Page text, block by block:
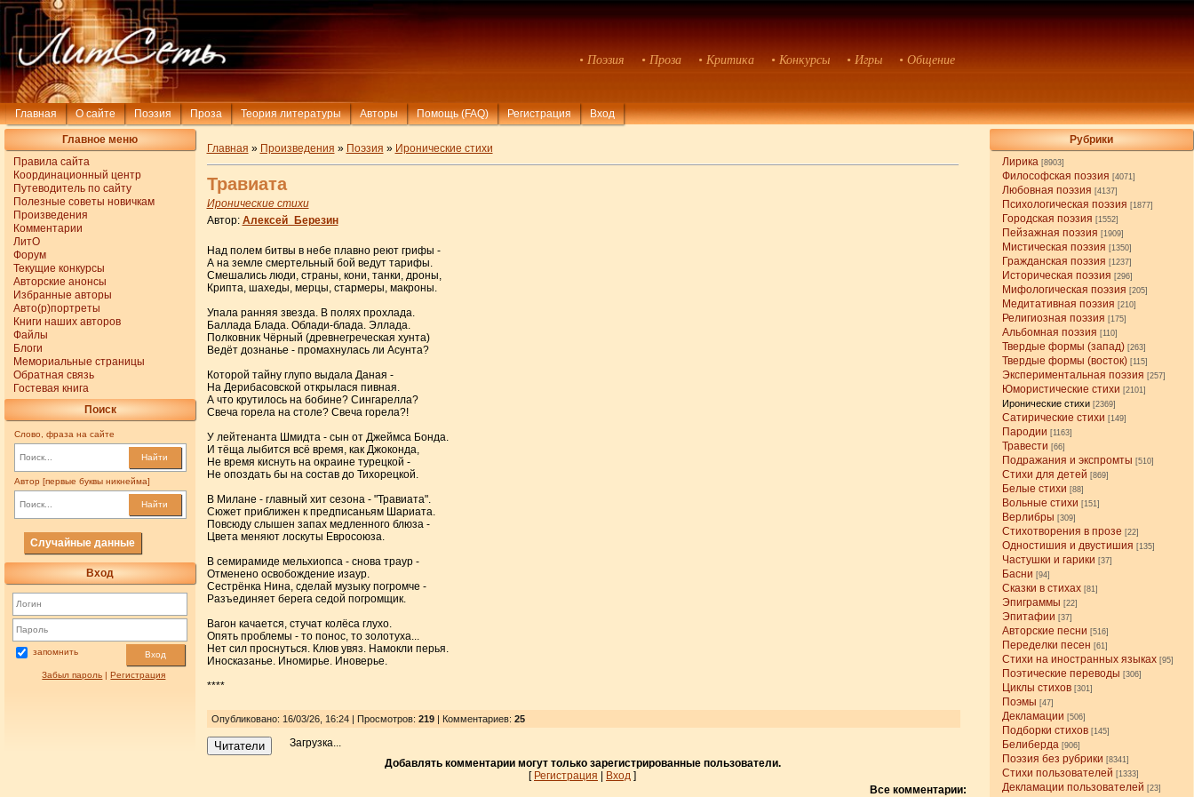
• Поэзия • Проза • Критика • Конкурсы • Игры • Общение
Главная О сайте Поэзия Проза Теория литературы Авторы Помощь (FAQ) Регистрация Вход
Главное меню
Правила сайта
Координационный центр
Путеводитель по сайту
Полезные советы новичкам
Произведения
Комментарии
ЛитО
Форум
Текущие конкурсы
Авторские анонсы
Избранные авторы
Авто(р)портреты
Книги наших авторов
Файлы
Блоги
Мемориальные страницы
Обратная связь
Гостевая книга
Поиск
Слово, фраза на сайте
Найти
Автор [первые буквы никнейма]
Найти
Случайные данные
Вход
запомнить Вход
Забыл пароль |Регистрация
Рубрики
Лирика [8903]
Философская поэзия [4071]
Любовная поэзия [4137]
Психологическая поэзия [1877]
Городская поэзия [1552]
Пейзажная поэзия [1909]
Мистическая поэзия [1350]
Гражданская поэзия [1237]
Историческая поэзия [296]
Мифологическая поэзия [205]
Медитативная поэзия [210]
Религиозная поэзия [175]
Альбомная поэзия [110]
Твердые формы (запад) [263]
Твердые формы (восток) [115]
Экспериментальная поэзия [257]
Юмористические стихи [2101]
Иронические стихи [2369]
Сатирические стихи [149]
Пародии [1163]
Травести [66]
Подражания и экспромты [510]
Стихи для детей [869]
Белые стихи [88]
Вольные стихи [151]
Верлибры [309]
Стихотворения в прозе [22]
Одностишия и двустишия [135]
Частушки и гарики [37]
Басни [94]
Сказки в стихах [81]
Эпиграммы [22]
Эпитафии [37]
Авторские песни [516]
Переделки песен [61]
Стихи на иностранных языках [95]
Поэтические переводы [306]
Циклы стихов [301]
Поэмы [47]
Декламации [506]
Подборки стихов [145]
Белиберда [906]
Поэзия без рубрики [8341]
Стихи пользователей [1333]
Декламации пользователей [23]
Главная » Произведения » Поэзия » Иронические стихи
Травиата
Иронические стихи
Автор: Алексей_Березин
Над полем битвы в небе плавно реют грифы -
А на земле смертельный бой ведут тарифы.
Смешались люди, страны, кони, танки, дроны,
Крипта, шахеды, мерцы, стармеры, макроны.
Упала ранняя звезда. В полях прохлада.
Баллада Блада. Облади-блада. Эллада.
Полковник Чёрный (древнегреческая хунта)
Ведёт дознанье - промахнулась ли Асунта?
Которой тайну глупо выдала Даная -
На Дерибасовской открылася пивная.
А что крутилось на бобине? Сингарелла?
Свеча горела на столе? Свеча горела?!
У лейтенанта Шмидта - сын от Джеймса Бонда.
И тёща лыбится всё время, как Джоконда,
Не время киснуть на окраине турецкой -
Не опоздать бы на состав до Тихорецкой.
В Милане - главный хит сезона - "Травиата".
Сюжет приближен к предписаньям Шариата.
Повсюду слышен запах медленного блюза -
Цвета меняют лоскуты Евросоюза.
В семирамиде мельхиопса - снова траур -
Отменено освобождение изаур.
Сестрёнка Нина, сделай музыку погромче -
Разъединяет берега седой погромщик.
Вагон качается, стучат колёса глухо.
Опять проблемы - то понос, то золотуха...
Нет сил проснуться. Клюв увяз. Намокли перья.
Иносказанье. Иномирье. Иноверье.
****
Опубликовано: 16/03/26, 16:24 | Просмотров: 219| Комментариев: 25
Читатели
Загрузка...
Добавлять комментарии могут только зарегистрированные пользователи.
[ Регистрация | Вход ]
Все комментарии: